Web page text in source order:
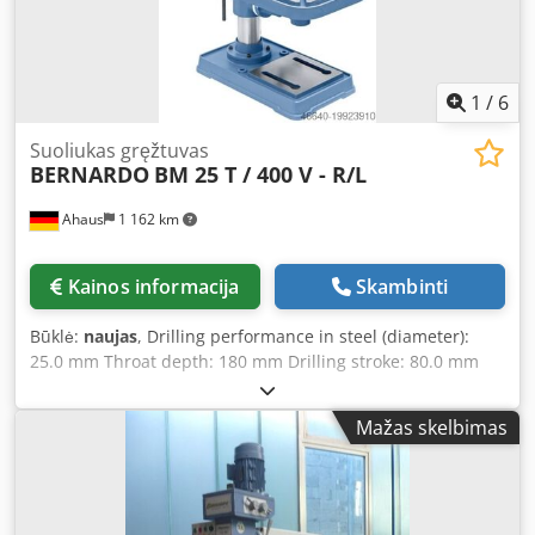
1 / 6
Ahaus 1 162 km
Suoliukas gręžtuvas
BERNARDO BM 25 T / 400 V - R/L
Kainos informacija Skambinti
Būklė: naujas, Drilling performance in steel (diameter):
25.0 mm Throat depth: 180 mm Drilling stroke: 80.0 mm
Morse taper: 2 MT Spindle speed: 180 - 2270 rpm Table
size: 305 x 305 mm Table tilt: +/- 45 degrees T-slots: 16.0
mm Column diameter: 72.0 mm Operating voltage: 400 V
Total power requirement: 1.10 kW Weight: 57.0 kg
Dimensions (L x W x H): 400 x 630 x 990 mm Description: -
Standard equipment includes digital quill stroke display
Mažas skelbimas